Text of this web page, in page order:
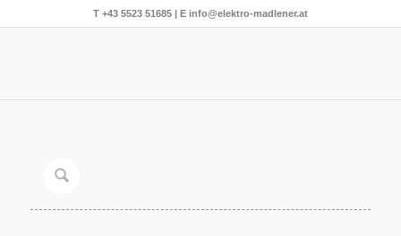
T +43 5523 51685| E info@elektro-madlener.at